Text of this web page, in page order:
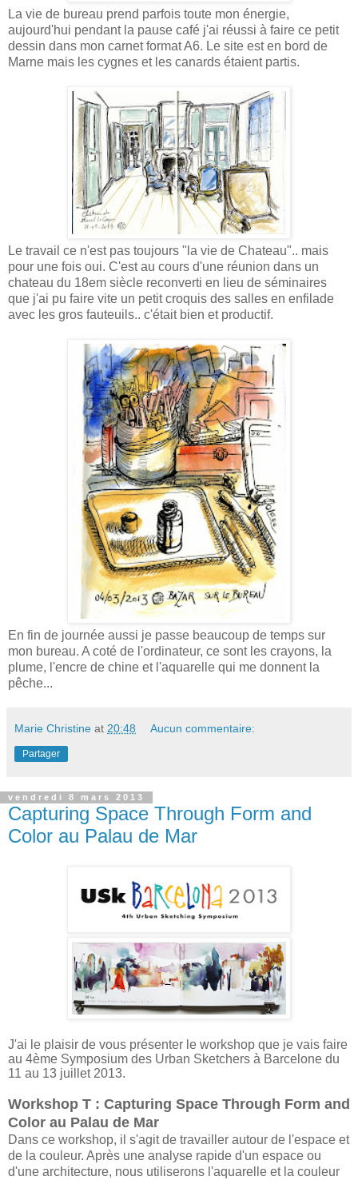
La vie de bureau prend parfois toute mon énergie,
aujourd'hui pendant la pause café j'ai réussi à faire ce petit
dessin dans mon carnet format A6. Le site est en bord de
Marne mais les cygnes et les canards étaient partis.
Le travail ce n'est pas toujours "la vie de Chateau".. mais
pour une fois oui. C'est au cours d'une réunion dans un
chateau du 18em siècle reconverti en lieu de séminaires
que j'ai pu faire vite un petit croquis des salles en enfilade
avec les gros fauteuils.. c'était bien et productif.
En fin de journée aussi je passe beaucoup de temps sur
mon bureau. A coté de l'ordinateur, ce sont les crayons, la
plume, l'encre de chine et l'aquarelle qui me donnent la
pêche...
Marie Christine at 20:48 Aucun commentaire:
Partager
vendredi 8 mars 2013
Capturing Space Through Form and
Color au Palau de Mar
J'ai le plaisir de vous présenter le workshop que je vais faire
au 4ème Symposium des Urban Sketchers à Barcelone du
11 au 13 juillet 2013.
Workshop T : Capturing Space Through Form and
Color au Palau de Mar
Dans ce workshop, il s'agit de travailler autour de l'espace et
de la couleur. Après une analyse rapide d'un espace ou
d'une architecture, nous utiliserons l'aquarelle et la couleur